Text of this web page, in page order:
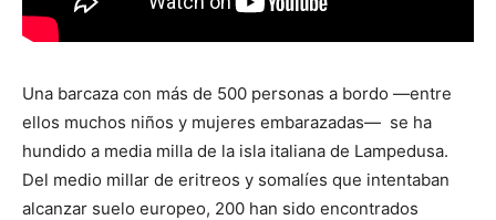
Una barcaza con más de 500 personas a bordo —entre
ellos muchos niños y mujeres embarazadas— se ha
hundido a media milla de la isla italiana de Lampedusa.
Del medio millar de eritreos y somalíes que intentaban
alcanzar suelo europeo, 200 han sido encontrados